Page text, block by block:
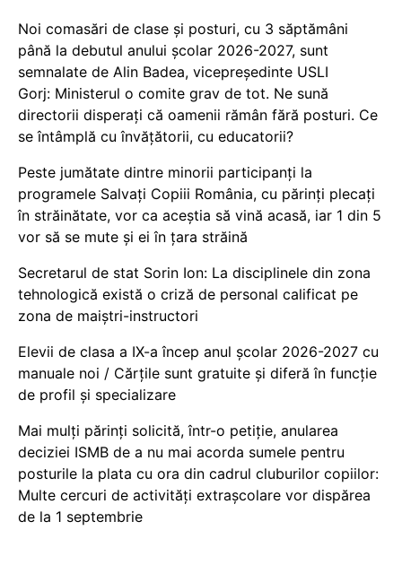
Noi comasări de clase și posturi, cu 3 săptămâni
până la debutul anului școlar 2026-2027, sunt
semnalate de Alin Badea, vicepreședinte USLI
Gorj: Ministerul o comite grav de tot. Ne sună
directorii disperați că oamenii rămân fără posturi. Ce
se întâmplă cu învățătorii, cu educatorii?
Peste jumătate dintre minorii participanți la
programele Salvați Copiii România, cu părinți plecați
în străinătate, vor ca aceștia să vină acasă, iar 1 din 5
vor să se mute și ei în țara străină
Secretarul de stat Sorin Ion: La disciplinele din zona
tehnologică există o criză de personal calificat pe
zona de maiștri-instructori
Elevii de clasa a IX-a încep anul școlar 2026-2027 cu
manuale noi / Cărțile sunt gratuite și diferă în funcție
de profil și specializare
Mai mulți părinți solicită, într-o petiție, anularea
deciziei ISMB de a nu mai acorda sumele pentru
posturile la plata cu ora din cadrul cluburilor copiilor:
Multe cercuri de activități extrașcolare vor dispărea
de la 1 septembrie